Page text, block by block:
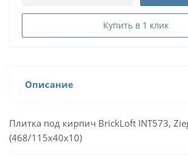
Купить в 1 клик
Описание
Плитка под кирпич BrickLoft INT573,
(468/115х40х10)